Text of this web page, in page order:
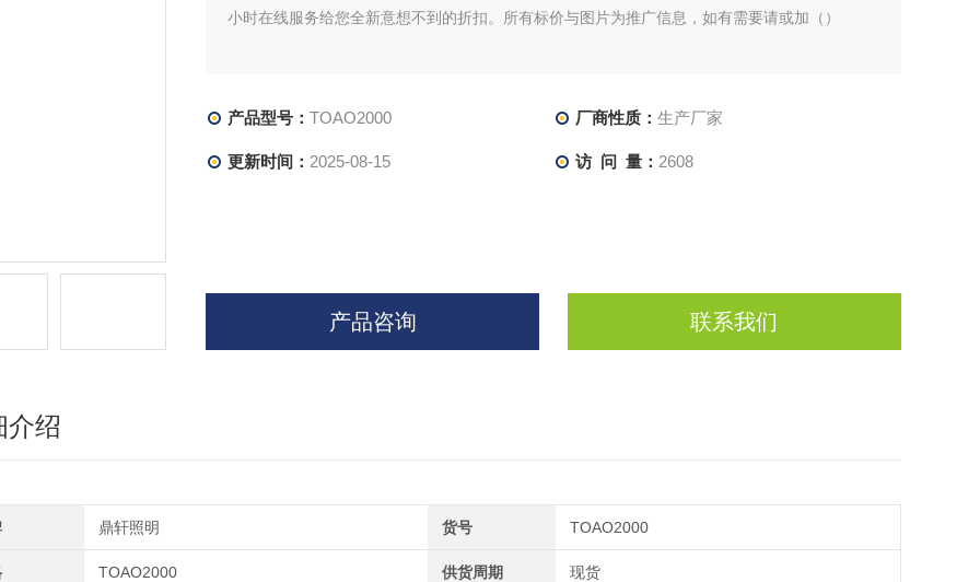
小时在线服务给您全新意想不到的折扣。所有标价与图片为推广信息，如有需要请或加（）
产品型号： TOAO2000 厂商性质： 生产厂家
更新时间： 2025-08-15 访 问 量： 2608
产品咨询 联系我们
介绍
鼎轩照明 货号 TOAO2000
TOAO2000 供货周期 现货